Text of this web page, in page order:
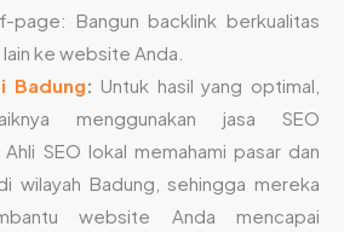
page: Bangun backlink berkualitas
ke website Anda.
Badung: Untuk hasil yang optimal,
menggunakan jasa SEO
SEO lokal memahami pasar dan
wilayah Badung, sehingga mereka
website Anda mencapai